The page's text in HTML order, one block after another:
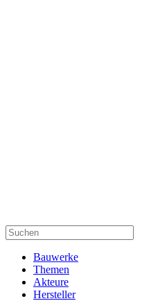
Bauwerke
Themen
Akteure
Hersteller